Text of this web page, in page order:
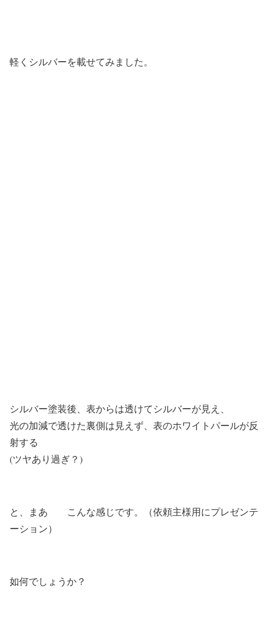
軽くシルバーを載せてみました。
シルバー塗装後、表からは透けてシルバーが見え、
光の加減で透けた裏側は見えず、表のホワイトパールが反
射する
(ツヤあり過ぎ？)
と、まあ こんな感じです。（依頼主様用にプレゼンテ
ーション）
如何でしょうか？